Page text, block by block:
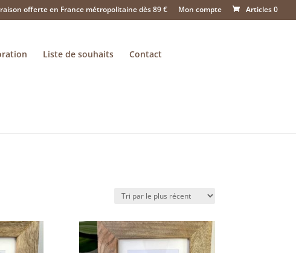
offerte en France métropolitaine dès 89 € Mon compte Articles 0
Liste de souhaits Contact